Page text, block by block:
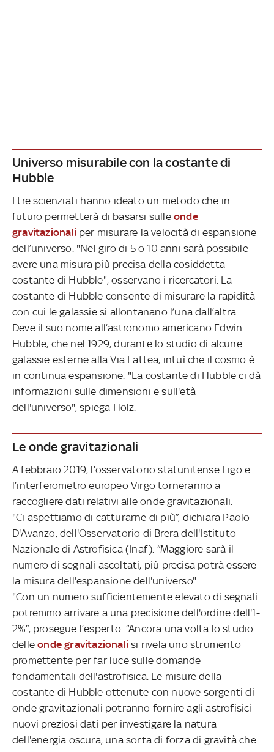
Universo misurabile con la costante di
Hubble
I tre scienziati hanno ideato un metodo che in
futuro permetterà di basarsi sulle onde
gravitazionali per misurare la velocità di espansione
dell’universo. "Nel giro di 5 o 10 anni sarà possibile
avere una misura più precisa della cosiddetta
costante di Hubble", osservano i ricercatori. La
costante di Hubble consente di misurare la rapidità
con cui le galassie si allontanano l’una dall’altra.
Deve il suo nome all’astronomo americano Edwin
Hubble, che nel 1929, durante lo studio di alcune
galassie esterne alla Via Lattea, intuì che il cosmo è
in continua espansione. "La costante di Hubble ci dà
informazioni sulle dimensioni e sull'età
dell'universo", spiega Holz.
Le onde gravitazionali
A febbraio 2019, l’osservatorio statunitense Ligo e
l’interferometro europeo Virgo torneranno a
raccogliere dati relativi alle onde gravitazionali.
"Ci aspettiamo di catturarne di più”, dichiara Paolo
D'Avanzo, dell'Osservatorio di Brera dell'Istituto
Nazionale di Astrofisica (Inaf). “Maggiore sarà il
numero di segnali ascoltati, più precisa potrà essere
la misura dell'espansione dell'universo".
"Con un numero sufficientemente elevato di segnali
potremmo arrivare a una precisione dell'ordine dell'1-
2%”, prosegue l’esperto. “Ancora una volta lo studio
delleonde gravitazionali si rivela uno strumento
promettente per far luce sulle domande
fondamentali dell'astrofisica. Le misure della
costante di Hubble ottenute con nuove sorgenti di
onde gravitazionali potranno fornire agli astrofisici
nuovi preziosi dati per investigare la natura
dell'energia oscura, una sorta di forza di gravità che